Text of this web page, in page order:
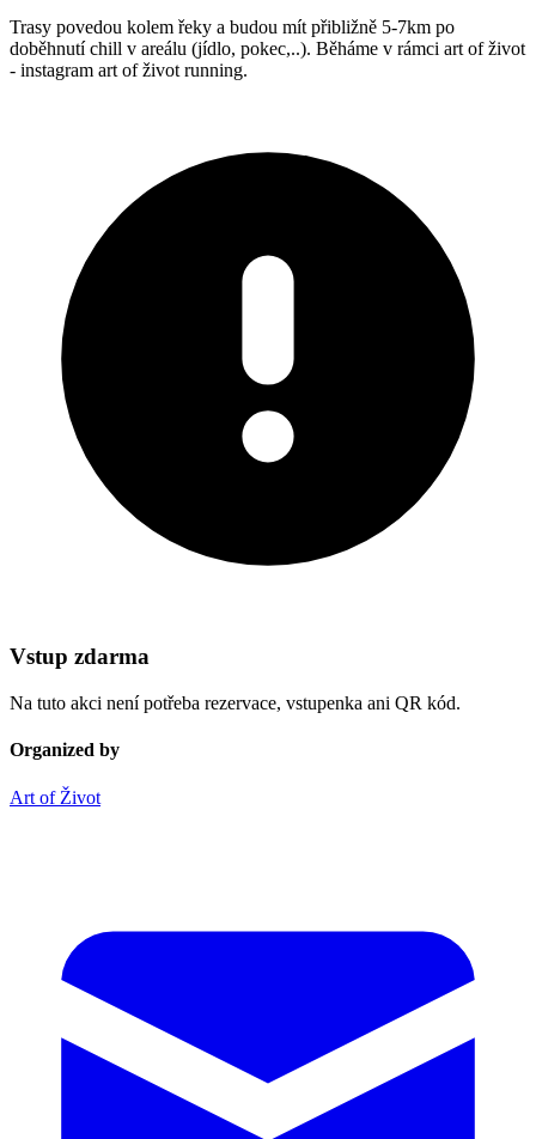
Trasy povedou kolem řeky a budou mít přibližně 5-7km po
doběhnutí chill v areálu (jídlo, pokec,..). Běháme v rámci art of život
- instagram art of život running.
Vstup zdarma
Na tuto akci není potřeba rezervace, vstupenka ani QR kód.
Organized by
Art of Život